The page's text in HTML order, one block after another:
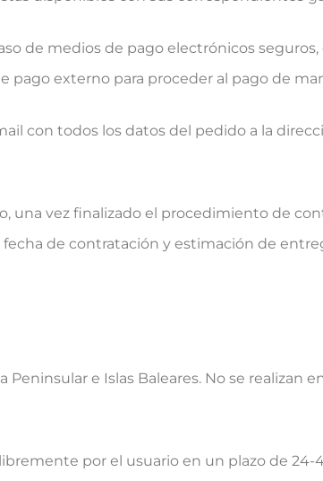
de medios de pago electrónicos
externo para proceder al pago de
con todos los datos del pedido a la
una vez finalizado el procedimiento de
de contratación y estimación de
e Islas Baleares. No se realizan
por el usuario en un plazo de 24-